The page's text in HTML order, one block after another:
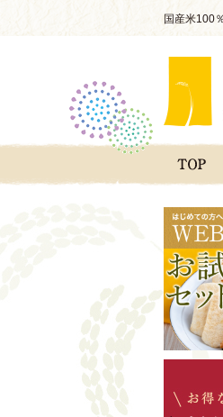
国産米100